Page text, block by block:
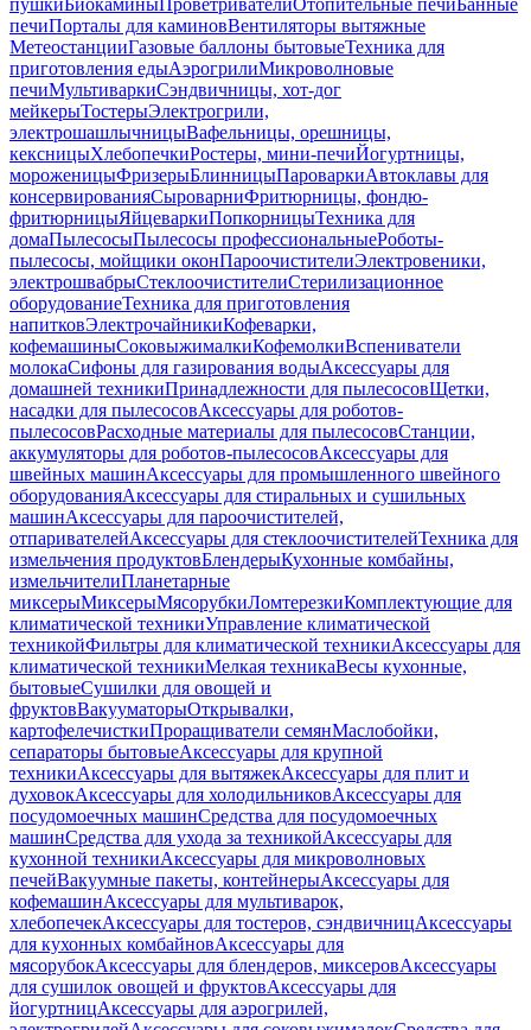
пушкиБиокаминыПроветривателиОтопительные печиБанные
печиПорталы для каминовВентиляторы вытяжные
МетеостанцииГазовые баллоны бытовыеТехника для
приготовления едыАэрогрилиМикроволновые
печиМультиваркиСэндвичницы, хот-дог
мейкерыТостерыЭлектрогрили,
электрошашлычницыВафельницы, орешницы,
кексницыХлебопечкиРостеры, мини-печиЙогуртницы,
мороженицыФризерыБлинницыПароваркиАвтоклавы для
консервированияСыроварниФритюрницы, фондю-
фритюрницыЯйцеваркиПопкорницыТехника для
домаПылесосыПылесосы профессиональныеРоботы-
пылесосы, мойщики оконПароочистителиЭлектровеники,
электрошвабрыСтеклоочистителиСтерилизационное
оборудованиеТехника для приготовления
напитковЭлектрочайникиКофеварки,
кофемашиныСоковыжималкиКофемолкиВспениватели
молокаСифоны для газирования водыАксессуары для
домашней техникиПринадлежности для пылесосовЩетки,
насадки для пылесосовАксессуары для роботов-
пылесосовРасходные материалы для пылесосовСтанции,
аккумуляторы для роботов-пылесосовАксессуары для
швейных машинАксессуары для промышленного швейного
оборудованияАксессуары для стиральных и сушильных
машинАксессуары для пароочистителей,
отпаривателейАксессуары для стеклоочистителейТехника для
измельчения продуктовБлендерыКухонные комбайны,
измельчителиПланетарные
миксерыМиксерыМясорубкиЛомтерезкиКомплектующие для
климатической техникиУправление климатической
техникойФильтры для климатической техникиАксессуары для
климатической техникиМелкая техникаВесы кухонные,
бытовыеСушилки для овощей и
фруктовВакууматорыОткрывалки,
картофелечисткиПроращиватели семянМаслобойки,
сепараторы бытовыеАксессуары для крупной
техникиАксессуары для вытяжекАксессуары для плит и
духовокАксессуары для холодильниковАксессуары для
посудомоечных машинСредства для посудомоечных
машинСредства для ухода за техникойАксессуары для
кухонной техникиАксессуары для микроволновых
печейВакуумные пакеты, контейнерыАксессуары для
кофемашинАксессуары для мультиварок,
хлебопечекАксессуары для тостеров, сэндвичницАксессуары
для кухонных комбайновАксессуары для
мясорубокАксессуары для блендеров, миксеровАксессуары
для сушилок овощей и фруктовАксессуары для
йогуртницАксессуары для аэрогрилей,